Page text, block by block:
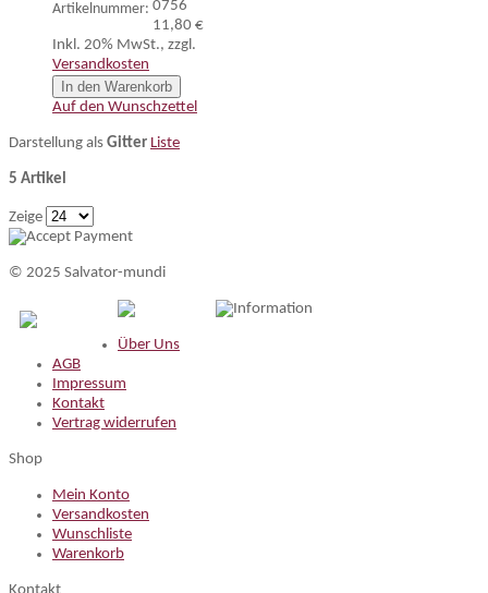
Artikelnummer: 0756
11,80 €
Inkl. 20% MwSt., zzgl.
Versandkosten
In den Warenkorb
Auf den Wunschzettel
Darstellung als Gitter Liste
5 Artikel
Zeige
© 2025 Salvator-mundi
Information
Über Uns
AGB
Impressum
Kontakt
Vertrag widerrufen
Shop
Mein Konto
Versandkosten
Wunschliste
Warenkorb